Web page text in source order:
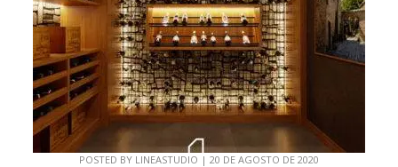
POSTED BY LINEASTUDIO | 20 DE AGOSTO DE 2020